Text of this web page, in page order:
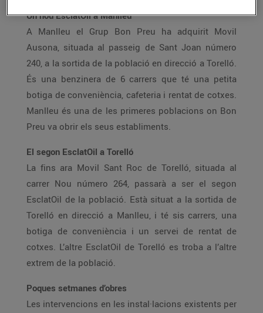
Un nou EsclatOil a Manlleu
A Manlleu el Grup Bon Preu ha adquirit Movil
Ausona, situada al passeig de Sant Joan número
240, a la sortida de la població en direcció a Torelló.
És una benzinera de 6 carrers que té una petita
botiga de conveniència, cafeteria i rentat de cotxes.
Manlleu és una de les primeres poblacions on Bon
Preu va obrir els seus establiments.
El segon EsclatOil a Torelló
La fins ara Movil Sant Roc de Torelló, situada al
carrer Nou número 264, passarà a ser el segon
EsclatOil de la població. Està situat a la sortida de
Torelló en direcció a Manlleu, i té sis carrers, una
botiga de conveniència i un servei de rentat de
cotxes. L’altre EsclatOil de Torelló es troba a l’altre
extrem de la població.
Poques setmanes d’obres
Les intervencions en les instal·lacions existents per